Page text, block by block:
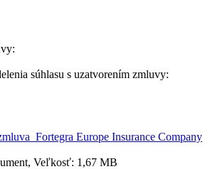
súhlasu s uzatvorením zmluvy:
Europe Insurance Company
Veľkosť: 1,67 MB